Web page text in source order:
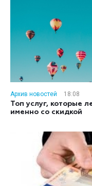
Архив новостей
18:08
Топ услуг, которые
именно со скидкой